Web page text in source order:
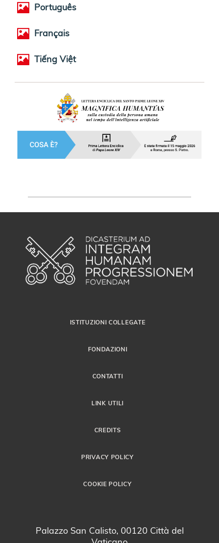
Português
Français
Tiếng Việt
ISTITUZIONI COLLEGATE
FONDAZIONI
CONTATTI
LINK UTILI
CREDITS
PRIVACY POLICY
COOKIE POLICY
Palazzo San Calisto, 00120 Città del